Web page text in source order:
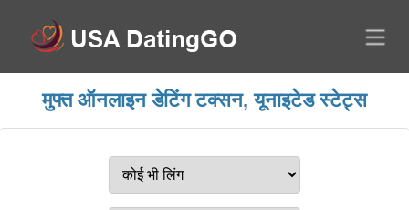
मुफ्त ऑनलाइन डेटिंग टक्सन, यूनाइटेड स्टेट्स